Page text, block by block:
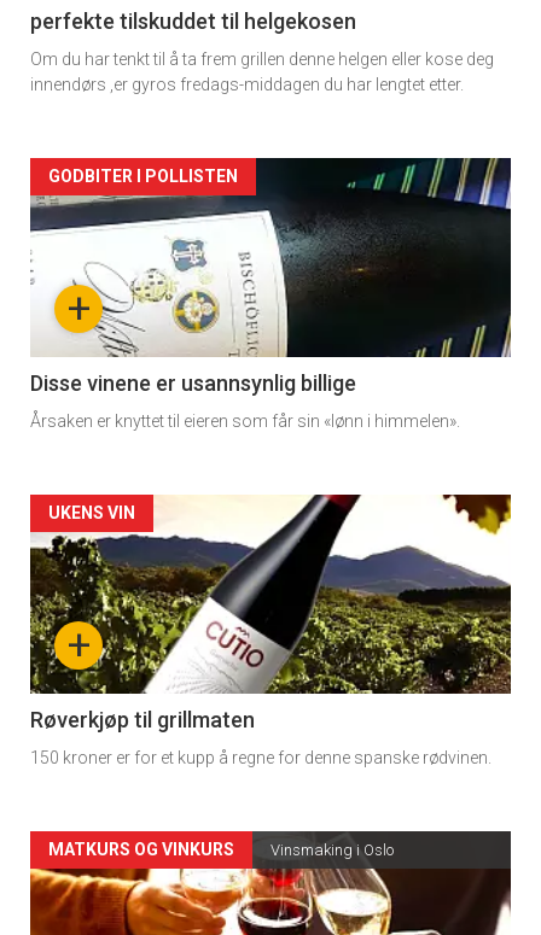
perfekte tilskuddet til helgekosen
Om du har tenkt til å ta frem grillen denne helgen eller kose deg
innendørs ,er gyros fredags-middagen du har lengtet etter.
Forsiden
akkurat
nå
3
+
GODBITER I POLLISTEN
Disse vinene er usannsynlig billige
Årsaken er knyttet til eieren som får sin «lønn i himmelen».
Forsiden
akkurat
nå
-
4
+
UKENS VIN
Røverkjøp til grillmaten
150 kroner er for et kupp å regne for denne spanske rødvinen.
Forsiden
akkurat
MATKURS OG VINKURS Vinsmaking i Oslo